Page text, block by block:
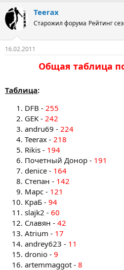
Teerax
Старожил форума Рейтинг
16.02.2011
Общая таблица
Таблица:
DFB - 255
GEK - 242
andru69 - 224
Teerax - 218
Rikis - 194
Почетный Донор - 191
denice - 164
Степан - 142
Марс - 121
КраБ - 94
slajk2 - 60
Славян - 42
Atrium - 17
andrey623 - 11
dronio - 9
artemmaggot - 8